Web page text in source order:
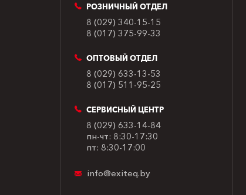
РОЗНИЧНЫЙ ОТДЕЛ
8 (029) 340-15-15
8 (017) 375-99-33
ОПТОВЫЙ ОТДЕЛ
8 (029) 633-13-53
8 (017) 511-95-25
СЕРВИСНЫЙ ЦЕНТР
8 (029) 633-14-84
пн-чт: 8:30-17:30
пт: 8:30-17:00
info@exiteq.by